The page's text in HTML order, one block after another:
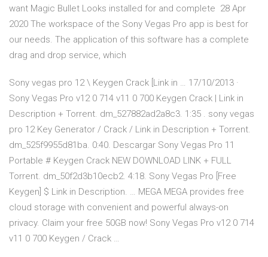
want Magic Bullet Looks installed for and complete 28 Apr
2020 The workspace of the Sony Vegas Pro app is best for
our needs. The application of this software has a complete
drag and drop service, which
Sony vegas pro 12 \ Keygen Crack [Link in … 17/10/2013 ·
Sony Vegas Pro v12 0 714 v11 0 700 Keygen Crack | Link in
Description + Torrent. dm_527882ad2a8c3. 1:35 . sony vegas
pro 12 Key Generator / Crack / Link in Description + Torrent.
dm_525f9955d81ba. 0:40. Descargar Sony Vegas Pro 11
Portable # Keygen Crack NEW DOWNLOAD LINK + FULL
Torrent. dm_50f2d3b10ecb2. 4:18. Sony Vegas Pro [Free
Keygen] $ Link in Description. … MEGA MEGA provides free
cloud storage with convenient and powerful always-on
privacy. Claim your free 50GB now! Sony Vegas Pro v12 0 714
v11 0 700 Keygen / Crack …